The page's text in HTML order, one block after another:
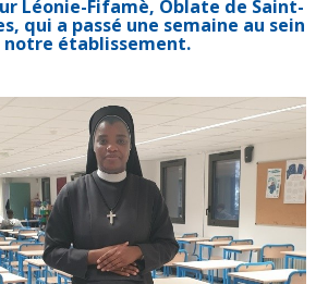
Léonie-Fifamè, Oblate de Saint-
qui a passé une semaine au sein
notre établissement.